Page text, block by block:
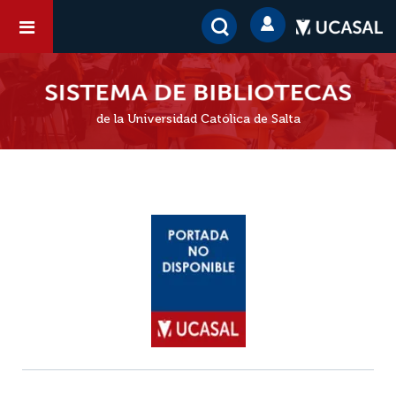
de la Universidad Católica de Salta